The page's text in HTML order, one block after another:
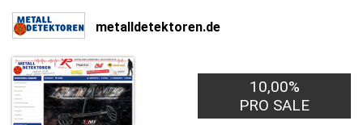
metalldetektoren.de
10,00%
PRO SALE